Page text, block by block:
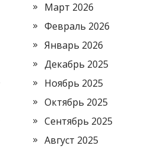
Март 2026
Февраль 2026
Январь 2026
Декабрь 2025
Ноябрь 2025
Октябрь 2025
Сентябрь 2025
Август 2025